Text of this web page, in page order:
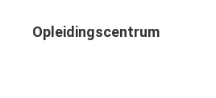
Opleidingscentrum